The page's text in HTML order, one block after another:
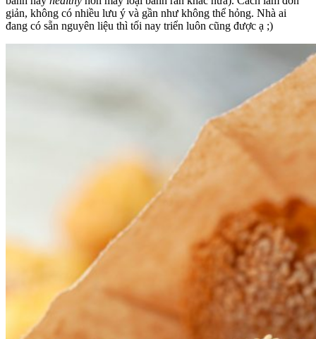
giản, không có nhiều lưu ý và gần như không thể hỏng. Nhà ai
đang có sẵn nguyên liệu thì tối nay triển luôn cũng được ạ ;)